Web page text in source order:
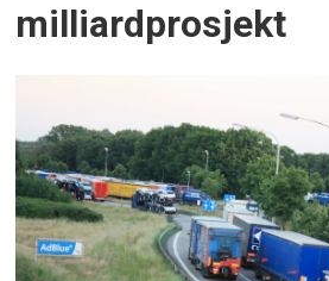
milliardprosjekt